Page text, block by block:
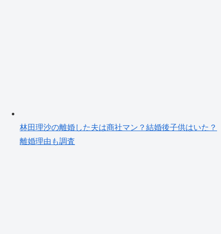
林田理沙の離婚した夫は商社マン？結婚後子供はいた？
離婚理由も調査